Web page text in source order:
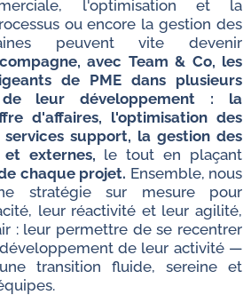
l'optimisation et la
ou encore la gestion des
peuvent vite devenir
avec Team & Co, les
de PME dans plusieurs
de leur développement : la
d'affaires, l'optimisation des
support, la gestion des
externes, le tout en plaçant
chaque projet. Ensemble, nous
stratégie sur mesure pour
leur réactivité et leur agilité,
: leur permettre de se recentrer
de leur activité —
transition fluide, sereine et